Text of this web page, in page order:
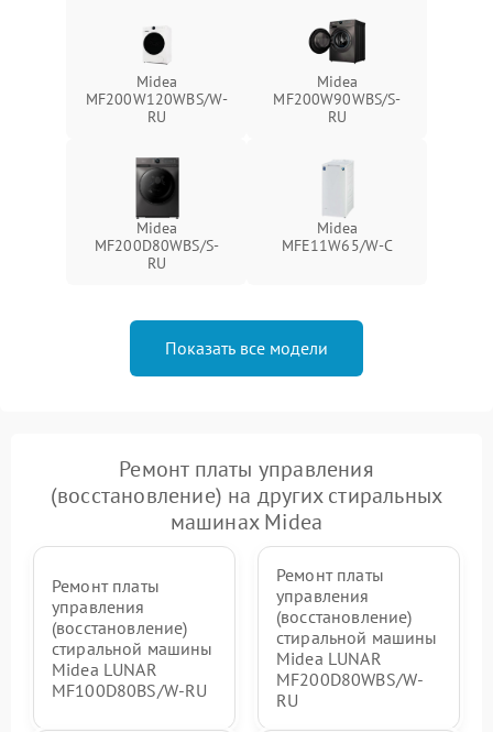
Midea
MF200W120WBS/W-
RU
Midea
MF200W90WBS/S-
RU
Midea
MF200D80WBS/S-
RU
Midea
MFE11W65/W-C
Показать все модели
Ремонт платы управления
(восстановление) на других стиральных
машинах Midea
Ремонт платы
управления
(восстановление)
стиральной машины
Midea LUNAR
MF100D80BS/W-RU
Ремонт платы
управления
(восстановление)
стиральной машины
Midea LUNAR
MF200D80WBS/W-
RU